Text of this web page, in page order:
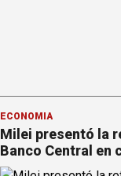
ECONOMÍA
Milei presentó la
Banco Central en